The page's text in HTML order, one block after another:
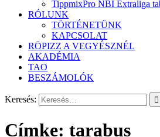
TippmixPro NBI Extraliga
RÓLUNK
TÖRTÉNETÜNK
KAPCSOLAT
RÖPIZZ A VEGYÉSZNÉL
AKADÉMIA
TAO
BESZÁMOLÓK
Keresés:
Címke: tarabus